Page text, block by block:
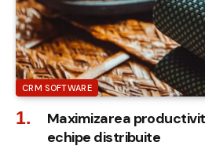
CRM SOFTWARE
Maximizarea
echipe distribuite